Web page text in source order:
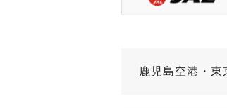
鹿児島空港・東